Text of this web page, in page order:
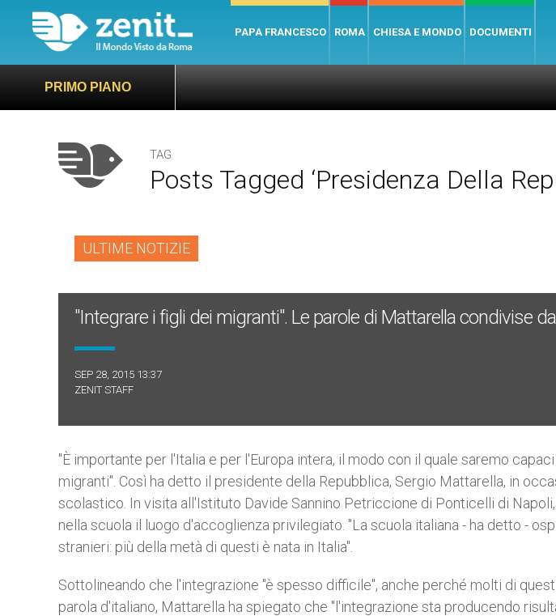
PAPA FRANCESCO ROMA CHIESA E MONDO DOCUMENTI
PRIMO PIANO Il
TAG
Posts Tagged ‘presidenza Della
ULTIME NOTIZIE
"Integrare i figli dei migranti". Le parole di Mattarella condivise
SEP 28, 2015 13:37
ZENIT STAFF
"È importante per l'Italia e per l'Europa intera, il modo con il quale saremo
migranti". Così ha detto il presidente della Repubblica, Sergio Mattarella, in
scolastico. In visita all'Istituto Davide Sannino Petriccione di Ponticelli di
nella scuola il luogo d'accoglienza privilegiato. "La scuola italiana - ha detto -
stranieri: più della metà di questi è nata in Italia".
Sottolineando che l'integrazione "è spesso difficile", anche perché molti di
parola d'italiano, Mattarella ha spiegato che "l'integrazione sta producendo